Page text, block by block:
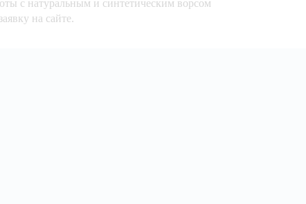
с натуральным и синтетическим ворсом
на сайте.